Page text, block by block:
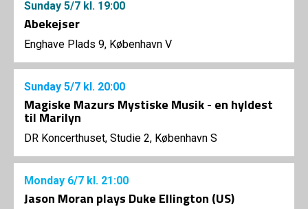
Sunday 5/7 kl. 19:00
Abekejser
Enghave Plads 9, København V
Sunday 5/7 kl. 20:00
Magiske Mazurs Mystiske Musik - en hyldest
til Marilyn
DR Koncerthuset, Studie 2, København S
Monday 6/7 kl. 21:00
Jason Moran plays Duke Ellington (US)